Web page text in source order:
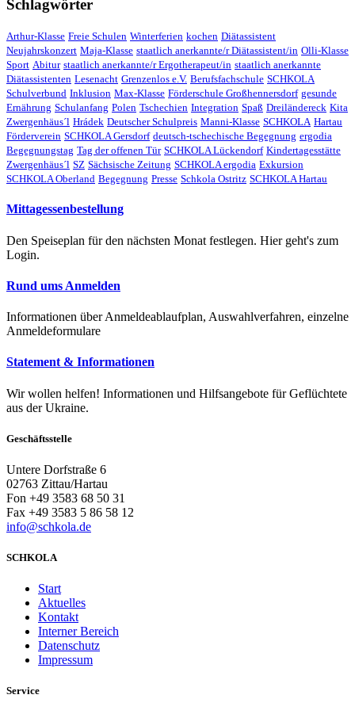
Schlagwörter
Arthur-Klasse Freie Schulen Winterferien kochen Diätassistent
Neujahrskonzert Maja-Klasse staatlich anerkannte/r Diätassistent/in Olli-Klasse
Sport Abitur staatlich anerkannte/r Ergotherapeut/in staatlich anerkannte
Diätassistenten Lesenacht Grenzenlos e.V. Berufsfachschule SCHKOLA
Schulverbund Inklusion Max-Klasse Förderschule Großhennersdorf gesunde
Ernährung Schulanfang Polen Tschechien Integration Spaß Dreiländereck Kita
Zwergenhäus´l Hrádek Deutscher Schulpreis Manni-Klasse SCHKOLA Hartau
Förderverein SCHKOLA Gersdorf deutsch-tschechische Begegnung ergodia
Begegnungstag Tag der offenen Tür SCHKOLA Lückendorf Kindertagesstätte
Zwergenhäus´l SZ Sächsische Zeitung SCHKOLA ergodia Exkursion
SCHKOLA Oberland Begegnung Presse Schkola Ostritz SCHKOLA Hartau
Mittagessenbestellung
Den Speiseplan für den nächsten Monat festlegen. Hier geht's zum
Login.
Rund ums Anmelden
Informationen über Anmeldeablaufplan, Auswahlverfahren, einzelne
Anmeldeformulare
Statement & Informationen
Wir wollen helfen! Informationen und Hilfsangebote für Geflüchtete
aus der Ukraine.
Geschäftsstelle
Untere Dorfstraße 6
02763 Zittau/Hartau
Fon +49 3583 68 50 31
Fax +49 3583 5 86 58 12
info@schkola.de
SCHKOLA
Start
Aktuelles
Kontakt
Interner Bereich
Datenschutz
Impressum
Service